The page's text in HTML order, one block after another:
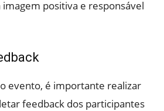
positiva e responsável
evento, é importante realizar
feedback dos participantes